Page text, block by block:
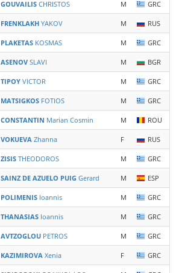
GOUVAILIS CHRISTOS M GRC
FRENKLAKH YAKOV M RUS
PLAKETAS KOSMAS M GRC
ASENOV SLAVI M BGR
TIPOY VICTOR M GRC
MATSIGKOS FOTIOS M GRC
CONSTANTIN Marian Cosmin M ROU
VOKUEVA Zhanna F RUS
ZISIS THEODOROS M GRC
SAINZ DE AZUELO PUIG Gerard M ESP
POLIMENIS Ioannis M GRC
THANASIAS Ioannis M GRC
AVTZOGLOU PETROS M GRC
KAZIMIROVA Xenia F GRC